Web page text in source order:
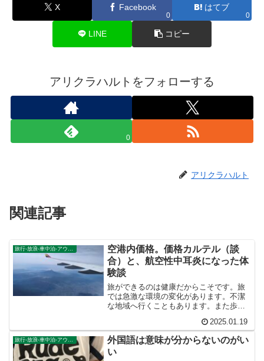
X Facebook
0
はてブ
0
LINE コピー
アリクラハルトをフォローする
0
アリクラハルト
関連記事
旅行-放浪-車中泊-アウトドア
空港内価格。価格カルテル（談
合）と、航空性中耳炎になった体
験談
旅ができるのは健康だからこそです。旅
では急激な環境の変化があります。不潔
な地域へ行くこともあります。また歩き
ともあるでしょう。いつまでもできる趣
味ではないかもしれません。いやむしろ
若いうちにしかできない贅沢な趣味だと
いえるでしょう。
2025.01.19
外国語は意味が分からないのがい
い